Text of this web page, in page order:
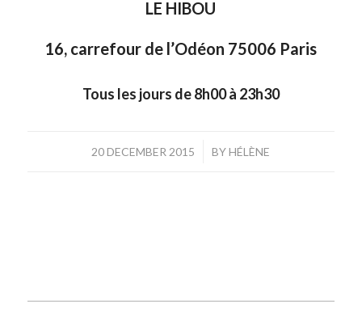
LE HIBOU
16, carrefour de l’Odéon 75006 Paris
Tous les jours de 8h00 à 23h30
20 DECEMBER 2015
/ BYHÉLÈNE